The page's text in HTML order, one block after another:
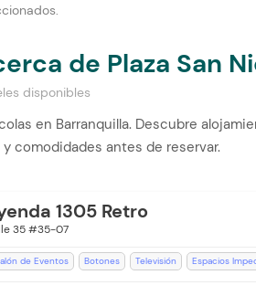
de Plaza San
disponibles
en Barranquilla. Descubre
comodidades antes de reservar.
1305 Retro
35 #35-07
de Eventos Botones Televisión
Espacios